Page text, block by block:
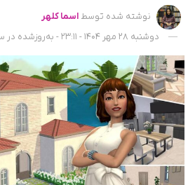
نوشته شده توسط اسما کلهر
دوشنبه 28 مهر 1404 - 23:11 - به‌روزشده در سه‌شنبه 29 مهر 1404 - 13:19